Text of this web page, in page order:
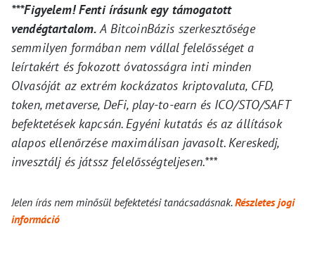
***Figyelem! Fenti írásunk egy támogatott
vendégtartalom.A BitcoinBázis szerkesztősége
semmilyen formában nem vállal felelősséget a
leírtakért és fokozott óvatosságra inti minden
Olvasóját az extrém kockázatos kriptovaluta, CFD,
token, metaverse, DeFi, play-to-earn és ICO/STO/SAFT
befektetések kapcsán. Egyéni kutatás és az állítások
alapos ellenőrzése maximálisan javasolt. Kereskedj,
invesztálj és játssz felelősségteljesen.***
Jelen írás nem minősül befektetési tanácsadásnak.Részletes jogi
információ